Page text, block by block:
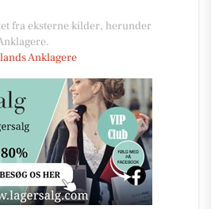
fra eksterne kilder, herunder
Anklagere